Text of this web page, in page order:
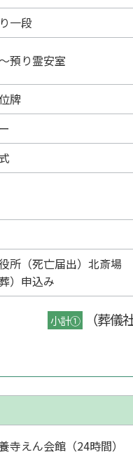
一段
預り霊安室
牌
所（死亡届出）北斎場
葬）申込み
小計① （葬
寺えん会館（24時間）